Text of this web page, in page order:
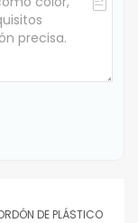
DE PLÁSTICO